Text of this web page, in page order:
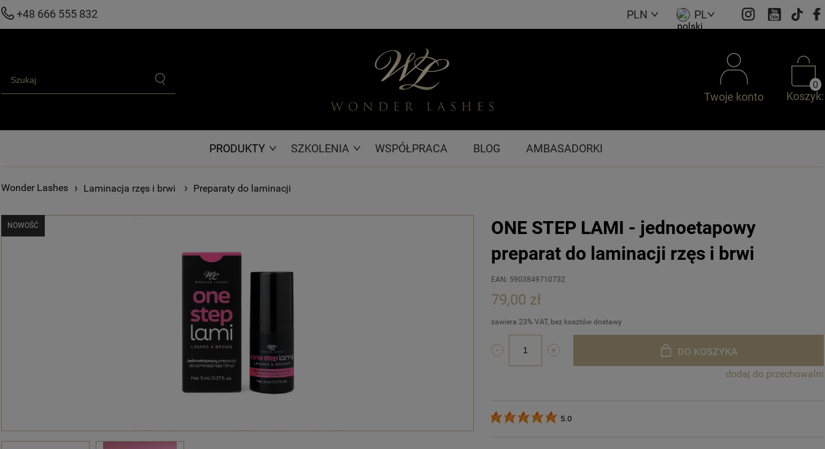
+48 666 555 832 PLN PL
Twoje konto Koszyk:
0
PRODUKTY SZKOLENIA WSPÓŁPRACA BLOG AMBASADORKI
› Laminacja rzęs i brwi › Preparaty do laminacji
NOWOŚĆ
ONE STEP LAMI - jednoetapowy
preparat do laminacji rzęs i brwi
EAN: 5903849710732
79,00 zł
zawiera 23% VAT, bez kosztów dostawy
DO KOSZYKA
dodaj do przechowalni
5.0